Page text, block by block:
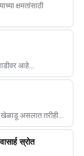
क्षमतांसाठी
आहे...
असलात तरीही...
स्रोत